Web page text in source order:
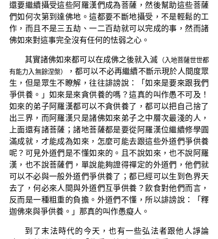
還要繼續攝受這些阿羅漢們成為菩薩，然後幫助這些菩薩
們如何次第到達佛地。這都要不斷地攝受，不是輕鬆的工
作，而且不是三五劫、一二百劫就可以完成的事，然而諸
佛如來對這事完全沒有任何的怯弱之心。
其實諸佛如來都可以在成佛之後就入滅 （入地菩薩世世都
有能力入無餘涅槃）
，都可以不必再繼續不斷示現於人間度眾
生，但是眾生不瞭解，往往誹謗說：「如來是要來跟我們
爭供養。」如來是來貪供養的嗎？這真的叫作愚不可及！
如來的弟子阿羅漢都可以不貪供養了，都可以把自己捨了
出三界，而阿羅漢只是諸佛如來弟子之中層次最淺的人，
上面還有諸菩薩；諸地菩薩都是要從阿羅漢位繼續修學圓
滿成就，才能成為如來，怎麼可能去跟這些外道們爭供養
呢？可見外道們是不懂如來的。且不說如來，也不說阿羅
漢，也不說菩薩們，單說能夠證得禪定的外道們，他們就
可以不必與一般外道們爭供養了；都已經可以生到色界天
去了，何必來人間與外道們互爭供養？飲食對他們而言，
反而是一種粗重的負擔。外道們不懂，所以誹謗說：「釋
迦佛來與爭供養。」那真的叫作愚癡人。
到了末法時代的今天，也有一些弘法者跟他人諍論